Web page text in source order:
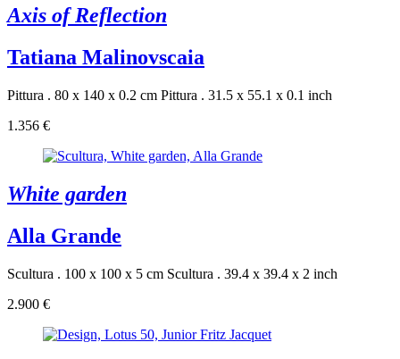
Axis of Reflection
Tatiana Malinovscaia
Pittura . 80 x 140 x 0.2 cm Pittura . 31.5 x 55.1 x 0.1 inch
1.356 €
White garden
Alla Grande
Scultura . 100 x 100 x 5 cm Scultura . 39.4 x 39.4 x 2 inch
2.900 €